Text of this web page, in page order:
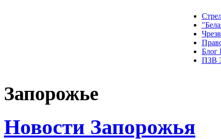
Блог
ПЗВ
Запорожье
Новости Запорожья